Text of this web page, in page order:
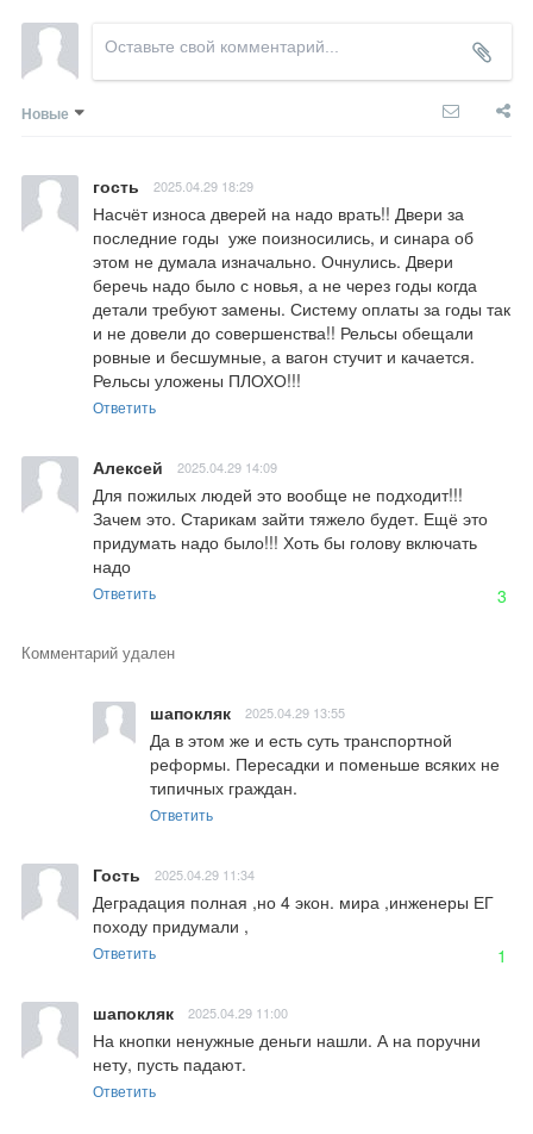
Новые
гость 2025.04.29 18:29
Насчёт износа дверей на надо врать!! Двери за
последние годы  уже поизносились, и синара об
этом не думала изначально. Очнулись. Двери
беречь надо было с новья, а не через годы когда
детали требуют замены. Систему оплаты за годы так
и не довели до совершенства!! Рельсы обещали
ровные и бесшумные, а вагон стучит и качается.
Рельсы уложены ПЛОХО!!!
Ответить
Алексей 2025.04.29 14:09
Для пожилых людей это вообще не подходит!!!
Зачем это. Старикам зайти тяжело будет. Ещё это
придумать надо было!!! Хоть бы голову включать
надо
Ответить 3
Комментарий удален
шапокляк 2025.04.29 13:55
Да в этом же и есть суть транспортной
реформы. Пересадки и поменьше всяких не
типичных граждан.
Ответить
Гость 2025.04.29 11:34
Деградация полная ,но 4 экон. мира ,инженеры ЕГ
походу придумали ,
Ответить 1
шапокляк 2025.04.29 11:00
На кнопки ненужные деньги нашли. А на поручни
нету, пусть падают.
Ответить